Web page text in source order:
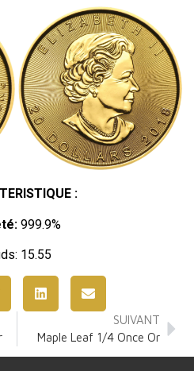
:
999.9%
15.55
SUIVANT
Maple Leaf 1/4 Once Or